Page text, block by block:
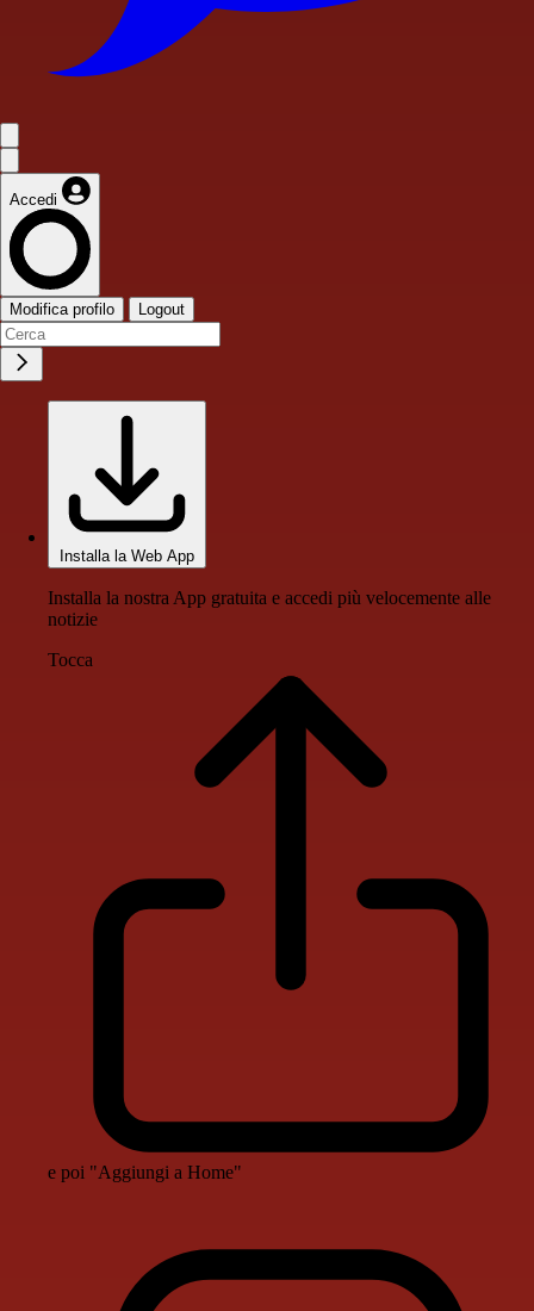
Accedi
Modifica profilo Logout
Installa la Web App
Installa la nostra App gratuita e accedi più velocemente alle
notizie
Tocca
e poi "Aggiungi a Home"